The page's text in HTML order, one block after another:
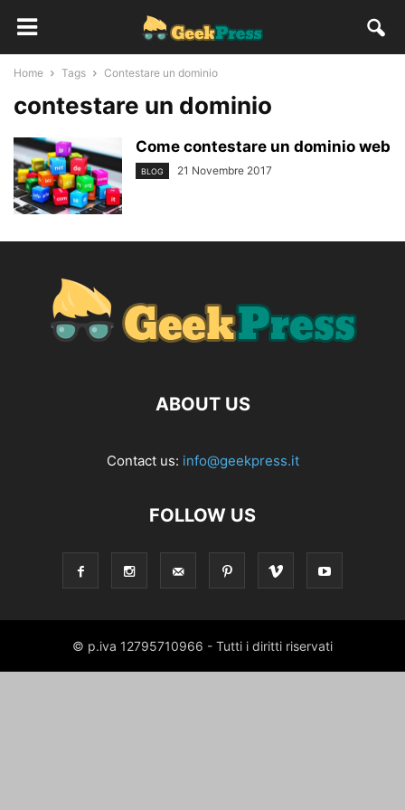
Home Tags Contestare un dominio
contestare un dominio
Come contestare un dominio web
BLOG 21 Novembre 2017
ABOUT US
Contact us: info@geekpress.it
FOLLOW US
© p.iva 12795710966 - Tutti i diritti riservati